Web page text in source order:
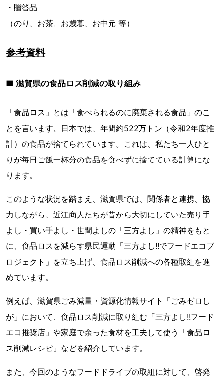
・贈答品
（のり、お茶、お歳暮、お中元 等）
参考資料
■ 滋賀県の食品ロス削減の取り組み
「食品ロス」とは「食べられるのに廃棄される食品」のこ
とを言います。日本では、年間約522万トン（令和2年度推
計）の食品が捨てられています。これは、私たち一人ひと
りが毎日ご飯一杯分の食品を食べずに捨てている計算にな
ります。
このような状況を踏まえ、滋賀県では、関係者と連携、協
力しながら、近江商人たちが昔から大切にしていた売り手
よし・買い手よし・世間よしの「三方よし」の精神をもと
に、食品ロスを減らす県民運動「三方よし!!でフードエコプ
ロジェクト」を立ち上げ、食品ロス削減への各種取組を進
めています。
例えば、滋賀県ごみ減量・資源化情報サイト「ごみゼロし
が」において、食品ロス削減に取り組む「三方よし!!フード
エコ推奨店」や家庭で余った食材を工夫して使う「食品ロ
ス削減レシピ」などを紹介しています。
また、今回のようなフードドライブの取組に対して、啓発